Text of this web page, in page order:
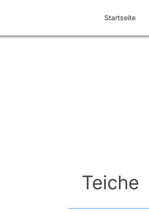
Startseite
Teiche